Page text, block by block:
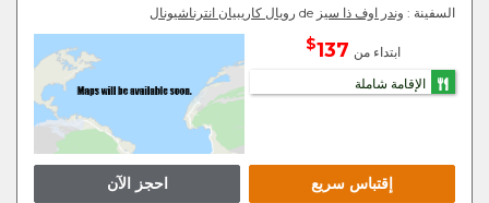
السفينة : وندر اوف ذا سيز رويال كاريبيان انترناشيونال
ابتداء من 137
$
الإقامة شاملة
احجز الآن إقتباس سريع